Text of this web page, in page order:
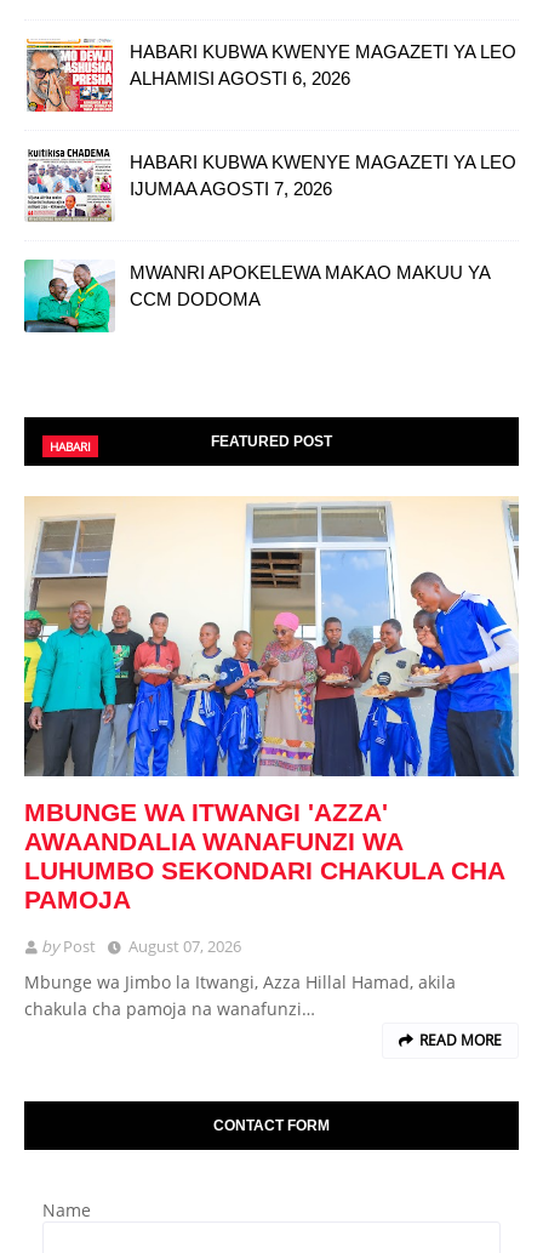
HABARI KUBWA KWENYE MAGAZETI YA LEO
ALHAMISI AGOSTI 6, 2026
HABARI KUBWA KWENYE MAGAZETI YA LEO
IJUMAA AGOSTI 7, 2026
MWANRI APOKELEWA MAKAO MAKUU YA
CCM DODOMA
FEATURED POST
HABARI
MBUNGE WA ITWANGI 'AZZA'
AWAANDALIA WANAFUNZI WA
LUHUMBO SEKONDARI CHAKULA CHA
PAMOJA
byPost August 07, 2026
Mbunge wa Jimbo la Itwangi, Azza Hillal Hamad, akila
chakula cha pamoja na wanafunzi…
READ MORE
CONTACT FORM
Name